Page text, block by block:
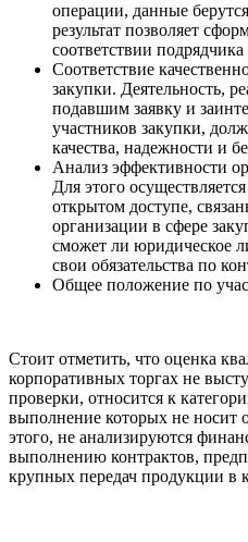
операции, данные
результат позволяет
соответствии
Соответствие
закупки. Деятельность,
подавшим заявку и
участников закупки,
качества, надежности и
Анализ эффективности
Для этого
открытом доступе,
организации в сфере
сможет ли юридическое
свои обязательства по
Общее положение по
Стоит отметить, что оценка
корпоративных торгах не
проверки, относится к
выполнение которых не носит
этого, не анализируются
выполнению контрактов,
крупных передач продукции в